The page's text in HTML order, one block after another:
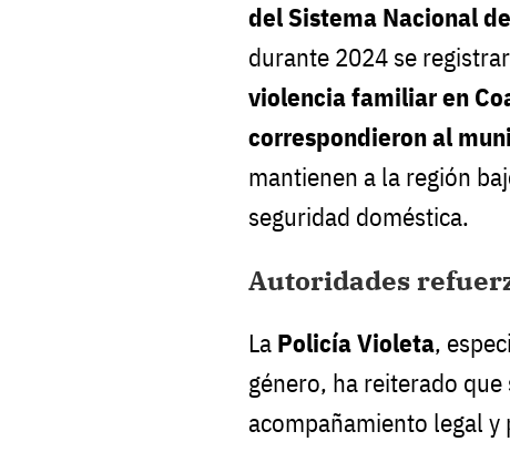
del Sistema Nacional
durante 2024 se
violencia familiar en
correspondieron al
mantienen a la región
seguridad doméstica.
Autoridades
La Policía Violeta,
género, ha reiterado
acompañamiento legal y